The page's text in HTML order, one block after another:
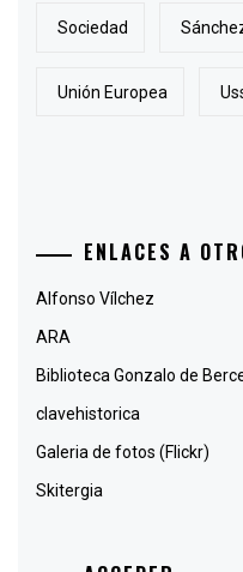
Sociedad
Unión Europea
ENLACES A
Alfonso Vílchez
ARA
Biblioteca Gonzalo de
clavehistorica
Galeria de fotos (Flickr)
Skitergia